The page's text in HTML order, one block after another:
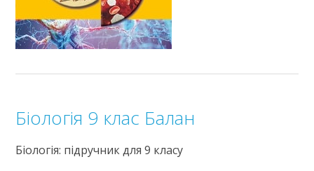
Біологія 9 клас Балан
Біологія: підручник для 9 класу